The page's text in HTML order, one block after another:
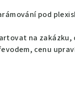
pod
na zakázku,
cenu